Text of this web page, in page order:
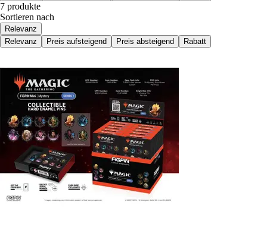
7 produkte
Sortieren nach
Relevanz
Relevanz
Preis aufsteigend Preis absteigend Rabatt